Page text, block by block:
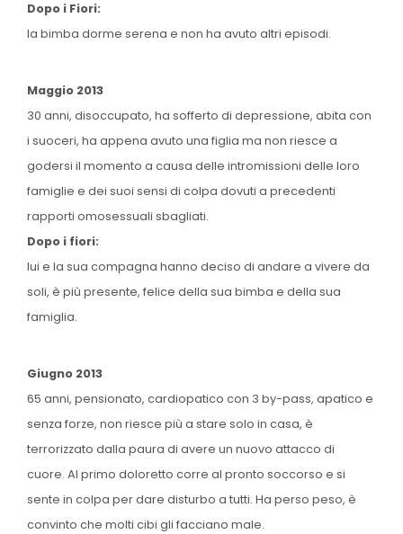
Dopo i Fiori:
la bimba dorme serena e non ha avuto altri episodi.
Maggio 2013
30 anni, disoccupato, ha sofferto di depressione, abita con
i suoceri, ha appena avuto una figlia ma non riesce a
godersi il momento a causa delle intromissioni delle loro
famiglie e dei suoi sensi di colpa dovuti a precedenti
rapporti omosessuali sbagliati.
Dopo i fiori:
lui e la sua compagna hanno deciso di andare a vivere da
soli, è più presente, felice della sua bimba e della sua
famiglia.
Giugno 2013
65 anni, pensionato, cardiopatico con 3 by-pass, apatico e
senza forze, non riesce più a stare solo in casa, è
terrorizzato dalla paura di avere un nuovo attacco di
cuore. Al primo doloretto corre al pronto soccorso e si
sente in colpa per dare disturbo a tutti. Ha perso peso, è
convinto che molti cibi gli facciano male.